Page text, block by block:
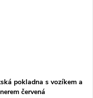
pokladna s vozíkem a
červená